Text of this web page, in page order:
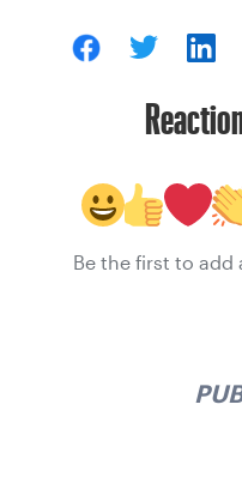
Be the first to add